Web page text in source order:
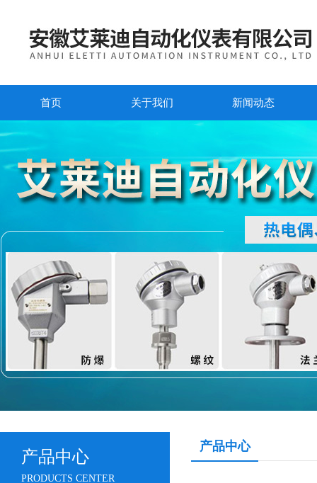
首页 关于我们 新闻动态
产品中心
PRODUCTS CENTER
产品中心